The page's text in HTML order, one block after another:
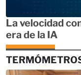
La velocidad
era de la IA